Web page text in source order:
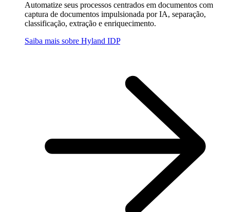
Automatize seus processos centrados em documentos com
captura de documentos impulsionada por IA, separação,
classificação, extração e enriquecimento.
Saiba mais sobre Hyland IDP